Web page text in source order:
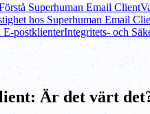
Superhuman Email Client
hos Superhuman Email
E-postklienterIntegritets- och
Är det värt